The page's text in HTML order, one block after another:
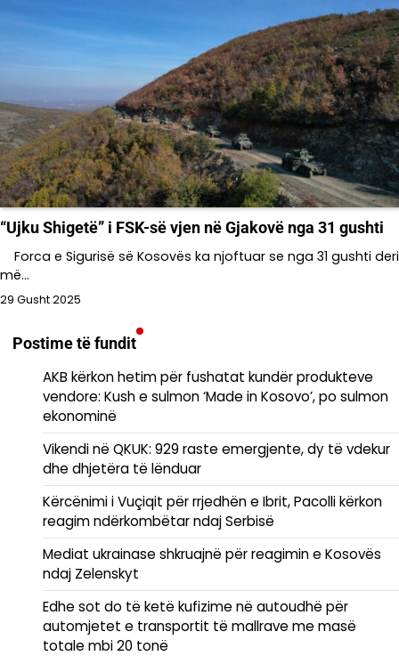
“Ujku Shigetë” i FSK-së vjen në Gjakovë nga 31 gushti
Forca e Sigurisë së Kosovës ka njoftuar se nga 31 gushti deri
më…
29 Gusht 2025
Postime të fundit
AKB kërkon hetim për fushatat kundër produkteve
vendore: Kush e sulmon ‘Made in Kosovo’, po sulmon
ekonominë
Vikendi në QKUK: 929 raste emergjente, dy të vdekur
dhe dhjetëra të lënduar
Kërcënimi i Vuçiqit për rrjedhën e Ibrit, Pacolli kërkon
reagim ndërkombëtar ndaj Serbisë
Mediat ukrainase shkruajnë për reagimin e Kosovës
ndaj Zelenskyt
Edhe sot do të ketë kufizime në autoudhë për
automjetet e transportit të mallrave me masë
totale mbi 20 tonë